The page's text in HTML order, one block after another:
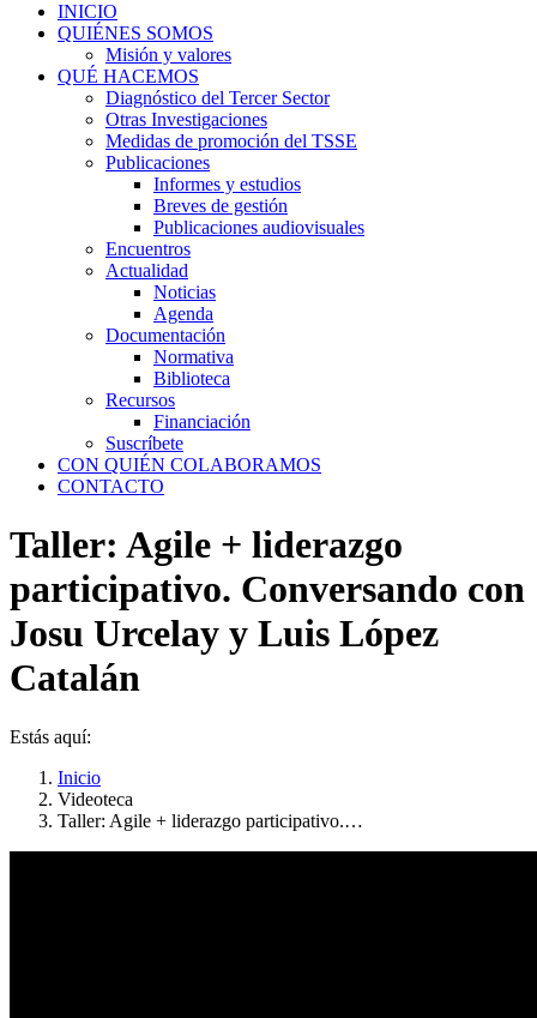
INICIO
QUIÉNES SOMOS
Misión y valores
QUÉ HACEMOS
Diagnóstico del Tercer Sector
Otras Investigaciones
Medidas de promoción del TSSE
Publicaciones
Informes y estudios
Breves de gestión
Publicaciones audiovisuales
Encuentros
Actualidad
Noticias
Agenda
Documentación
Normativa
Biblioteca
Recursos
Financiación
Suscríbete
CON QUIÉN COLABORAMOS
CONTACTO
Taller: Agile + liderazgo
participativo. Conversando con
Josu Urcelay y Luis López
Catalán
Estás aquí:
Inicio
Videoteca
Taller: Agile + liderazgo participativo.…